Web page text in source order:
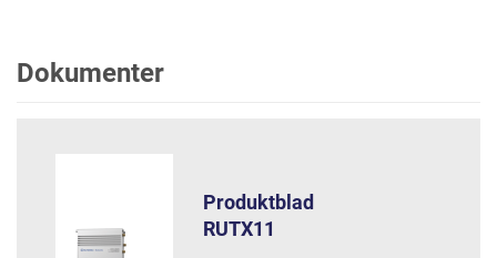
Dokumenter
Produktblad
RUTX11